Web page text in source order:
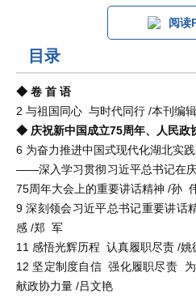
阅读
目录
◆ 卷 首 语
2 与祖国同心 与时代同行 /本刊编
◆ 庆祝新中国成立75周年、人民政
6 为奋力推进中国式现代化湖北实
——深入学习贯彻习近平总书记在
75周年大会上的重要讲话精神 /孙
9 深刻领会习近平总书记重要讲话
感 /郑 军
11 感悟光辉历程 认真履职尽责 /姚
12 坚定制度自信 强化履职尽责
献政协力量 /吕文艳